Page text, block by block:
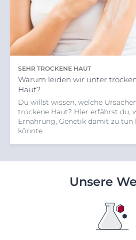
SEHR TROCKENE HAUT
Warum leiden wir unter
Haut?
Du willst wissen, welche
trockene Haut? Hier erfährst du,
Ernährung, Genetik damit zu tun
könnte.
Unsere